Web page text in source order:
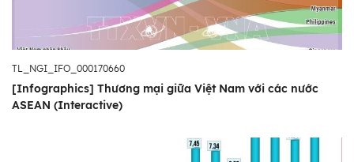
TL_NGI_IFO_000170660
[Infographics] Thương mại giữa Việt Nam với các nước
ASEAN (Interactive)